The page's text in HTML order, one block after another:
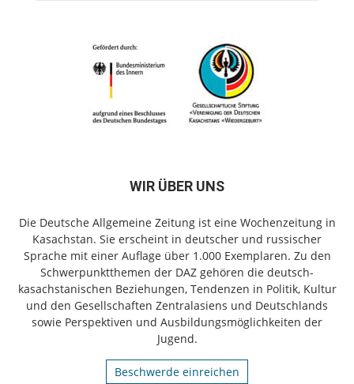
WIR ÜBER UNS
Die Deutsche Allgemeine Zeitung ist eine Wochenzeitung in
Kasachstan. Sie erscheint in deutscher und russischer
Sprache mit einer Auflage über 1.000 Exemplaren. Zu den
Schwerpunktthemen der DAZ gehören die deutsch-
kasachstanischen Beziehungen, Tendenzen in Politik, Kultur
und den Gesellschaften Zentralasiens und Deutschlands
sowie Perspektiven und Ausbildungsmöglichkeiten der
Jugend.
Beschwerde einreichen